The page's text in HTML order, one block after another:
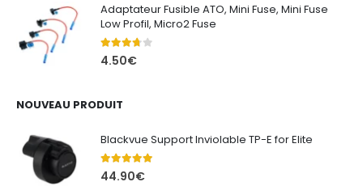
Adaptateur Fusible ATO, Mini Fuse, Mini Fuse
Low Profil, Micro2 Fuse
3.67out of 5
4.50€
NOUVEAU PRODUIT
Blackvue Support Inviolable TP-E for Elite
5.00out of 5
44.90€